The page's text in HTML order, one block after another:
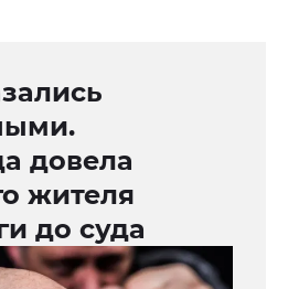
довела
жителя
до суда